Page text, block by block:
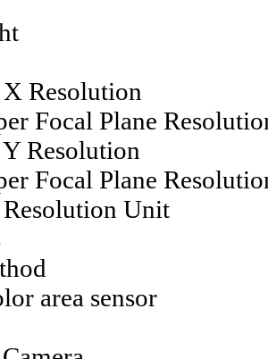
Resolution
Focal Plane
Resolution
Focal Plane
Unit
area sensor